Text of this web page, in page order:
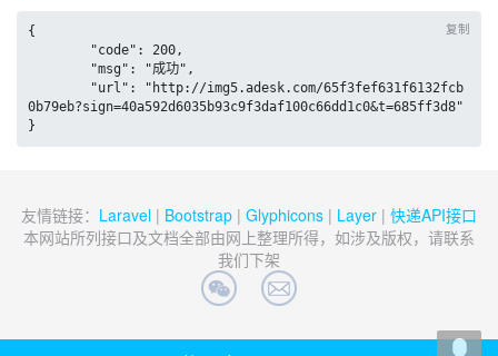
复制
{
0b79eb?sign=40a592d6035b93c9f3daf100c66dd1c0&t=685ff3d8"
}
友情链接： Laravel | Bootstrap | Glyphicons | Layer | 快递API接口
本网站所列接口及文档全部由网上整理所得，如涉及版权，请联系
我们下架